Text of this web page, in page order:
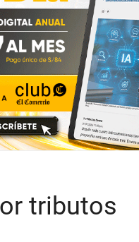
tributos